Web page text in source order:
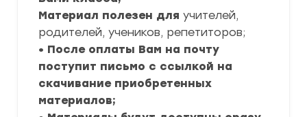
Материал полезен для учителей,
родителей, учеников, репетиторов;
• После оплаты Вам на почту
поступит письмо с ссылкой на
скачивание приобретенных
материалов;